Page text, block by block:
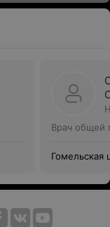
Врач общей
Гомельская